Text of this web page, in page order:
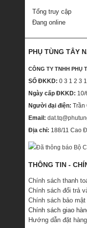
Tổng truy cập
Đang online
PHỤ TÙNG TÂY
CÔNG TY TNHH PHỤ
SỐ ĐKKD: 0 3 1 2 3
Ngày cấp ĐKKD: 10/
Người đại điện: Trần
Email:
Địa chỉ: 188/11 Cao
THÔNG TIN -
Chính sách thanh
Chính sách đổi trả
Chính sách bảo
Chính sách giao
Hướng dẫn đặt hàng